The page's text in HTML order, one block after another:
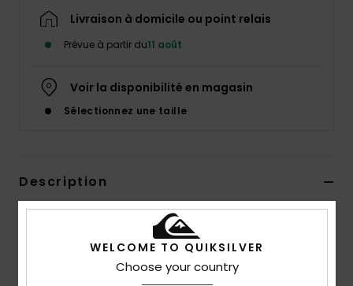
Livraison à domicile ou point relais
Prévue à partir du11 août
Voir la disponibilité en magasin
Sélectionnez une taille
Description
Une flexibilité sans compromis, un confort incroyable,
une qualité irréprochable. La combinaison à manches
longues 3/2 mm Everyday Sessions est dotée de toutes
les caractéristiques essentielles pour tout jeune surfeur.
WELCOME TO QUIKSILVER
Choose your country